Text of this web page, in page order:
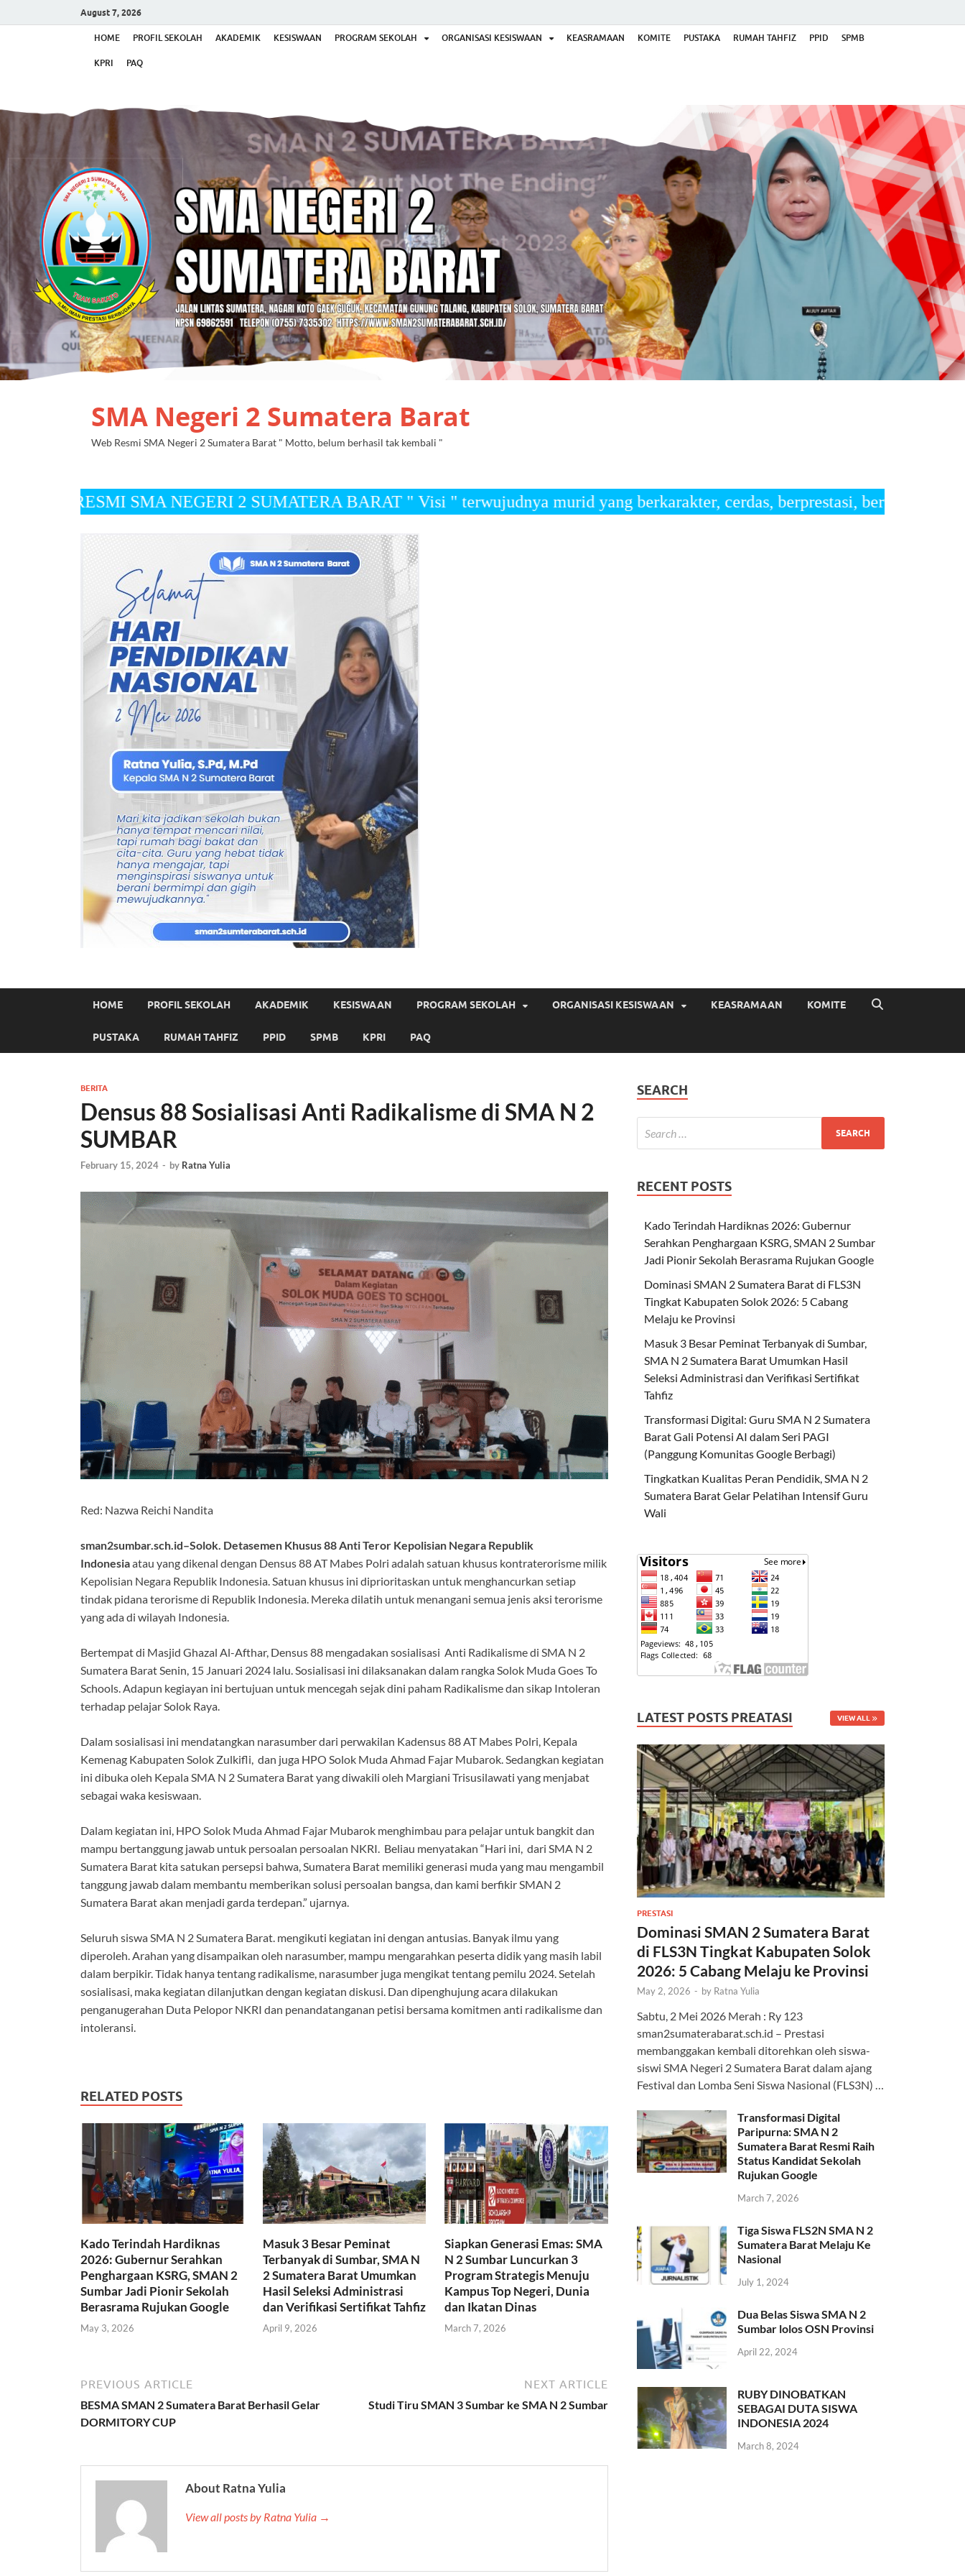
August 7, 2026
HOME PROFIL SEKOLAH AKADEMIK KESISWAAN PROGRAM SEKOLAH ORGANISASI KESISWAAN KEASRAMAAN KOMITE PUSTAKA RUMAH TAHFIZ PPID SPMB
KPRI PAQ
SMA Negeri 2 Sumatera Barat
Web Resmi SMA Negeri 2 Sumatera Barat " Motto, belum berhasil tak kembali "
SMA NEGERI 2 SUMATERA BARAT " Visi " terwujudnya murid yang berkarakter, cerdas, berprestasi, bertalenta, peduli
HOME PROFIL SEKOLAH AKADEMIK KESISWAAN PROGRAM SEKOLAH ORGANISASI KESISWAAN KEASRAMAAN KOMITE
PUSTAKA RUMAH TAHFIZ PPID SPMB KPRI PAQ
BERITA
Densus 88 Sosialisasi Anti Radikalisme di SMA N 2
SUMBAR
February 15, 2024 - by Ratna Yulia
Red: Nazwa Reichi Nandita
sman2sumbar.sch.id–Solok. Detasemen Khusus 88 Anti Teror Kepolisian Negara Republik
Indonesiaatau yang dikenal dengan Densus 88 AT Mabes Polri adalah satuan khusus kontraterorisme milik
Kepolisian Negara Republik Indonesia. Satuan khusus ini diprioritaskan untuk menghancurkan setiap
tindak pidana terorisme di Republik Indonesia. Mereka dilatih untuk menangani semua jenis aksi terorisme
yang ada di wilayah Indonesia.
Bertempat di Masjid Ghazal Al-Afthar, Densus 88 mengadakan sosialisasi Anti Radikalisme di SMA N 2
Sumatera Barat Senin, 15 Januari 2024 lalu. Sosialisasi ini dilaksanakan dalam rangka Solok Muda Goes To
Schools. Adapun kegiayan ini bertujuan untuk mencegah sejak dini paham Radikalisme dan sikap Intoleran
terhadap pelajar Solok Raya.
Dalam sosialisasi ini mendatangkan narasumber dari perwakilan Kadensus 88 AT Mabes Polri, Kepala
Kemenag Kabupaten Solok Zulkifli, dan juga HPO Solok Muda Ahmad Fajar Mubarok. Sedangkan kegiatan
ini dibuka oleh Kepala SMA N 2 Sumatera Barat yang diwakili oleh Margiani Trisusilawati yang menjabat
sebagai waka kesiswaan.
Dalam kegiatan ini, HPO Solok Muda Ahmad Fajar Mubarok menghimbau para pelajar untuk bangkit dan
mampu bertanggung jawab untuk persoalan persoalan NKRI. Beliau menyatakan “Hari ini, dari SMA N 2
Sumatera Barat kita satukan persepsi bahwa, Sumatera Barat memiliki generasi muda yang mau mengambil
tanggung jawab dalam membantu memberikan solusi persoalan bangsa, dan kami berfikir SMAN 2
Sumatera Barat akan menjadi garda terdepan.” ujarnya.
Seluruh siswa SMA N 2 Sumatera Barat. mengikuti kegiatan ini dengan antusias. Banyak ilmu yang
diperoleh. Arahan yang disampaikan oleh narasumber, mampu mengarahkan peserta didik yang masih labil
dalam berpikir. Tidak hanya tentang radikalisme, narasumber juga mengikat tentang pemilu 2024. Setelah
sosialisasi, maka kegiatan dilanjutkan dengan kegiatan diskusi. Dan dipenghujung acara dilakukan
penganugerahan Duta Pelopor NKRI dan penandatanganan petisi bersama komitmen anti radikalisme dan
intoleransi.
RELATED POSTS
Kado Terindah Hardiknas
2026: Gubernur Serahkan
Penghargaan KSRG, SMAN 2
Sumbar Jadi Pionir Sekolah
Berasrama Rujukan Google
May 3, 2026
Masuk 3 Besar Peminat
Terbanyak di Sumbar, SMA N
2 Sumatera Barat Umumkan
Hasil Seleksi Administrasi
dan Verifikasi Sertifikat Tahfiz
April 9, 2026
Siapkan Generasi Emas: SMA
N 2 Sumbar Luncurkan 3
Program Strategis Menuju
Kampus Top Negeri, Dunia
dan Ikatan Dinas
March 7, 2026
PREVIOUS ARTICLE
BESMA SMAN 2 Sumatera Barat Berhasil Gelar
DORMITORY CUP
NEXT ARTICLE
Studi Tiru SMAN 3 Sumbar ke SMA N 2 Sumbar
About Ratna Yulia
View all posts by Ratna Yulia →
SEARCH
RECENT POSTS
Kado Terindah Hardiknas 2026: Gubernur
Serahkan Penghargaan KSRG, SMAN 2 Sumbar
Jadi Pionir Sekolah Berasrama Rujukan Google
Dominasi SMAN 2 Sumatera Barat di FLS3N
Tingkat Kabupaten Solok 2026: 5 Cabang
Melaju ke Provinsi
Masuk 3 Besar Peminat Terbanyak di Sumbar,
SMA N 2 Sumatera Barat Umumkan Hasil
Seleksi Administrasi dan Verifikasi Sertifikat
Tahfiz
Transformasi Digital: Guru SMA N 2 Sumatera
Barat Gali Potensi AI dalam Seri PAGI
(Panggung Komunitas Google Berbagi)
Tingkatkan Kualitas Peran Pendidik, SMA N 2
Sumatera Barat Gelar Pelatihan Intensif Guru
Wali
LATEST POSTS PREATASI VIEW ALL
PRESTASI
Dominasi SMAN 2 Sumatera Barat
di FLS3N Tingkat Kabupaten Solok
2026: 5 Cabang Melaju ke Provinsi
May 2, 2026 - by Ratna Yulia
Sabtu, 2 Mei 2026 Merah : Ry 123
sman2sumaterabarat.sch.id – Prestasi
membanggakan kembali ditorehkan oleh siswa-
siswi SMA Negeri 2 Sumatera Barat dalam ajang
Festival dan Lomba Seni Siswa Nasional (FLS3N) …
Transformasi Digital
Paripurna: SMA N 2
Sumatera Barat Resmi Raih
Status Kandidat Sekolah
Rujukan Google
March 7, 2026
Tiga Siswa FLS2N SMA N 2
Sumatera Barat Melaju Ke
Nasional
July 1, 2024
Dua Belas Siswa SMA N 2
Sumbar lolos OSN Provinsi
April 22, 2024
RUBY DINOBATKAN
SEBAGAI DUTA SISWA
INDONESIA 2024
March 8, 2024